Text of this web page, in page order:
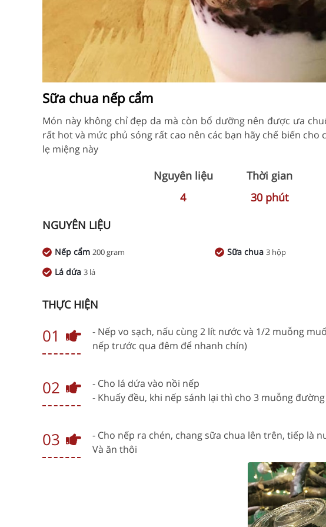
Sữa chua nếp cẩm
Món này không chỉ đẹp da mà còn bổ dưỡng nên được ưa
rất hot và mức phủ sóng rất cao nên các bạn hãy chế biến
lẹ miệng này
Nguyên liệu
4
Thời gian
30 phút
NGUYÊN LIỆU
Nếp cẩm 200 gram Sữa chua3 hộp
Lá dứa 3 lá
THỰC HIỆN
01
- Nếp vo sạch, nấu cùng 2 lít nước và 1/2 muỗng
nếp trước qua đêm để nhanh chín)
02
- Cho lá dứa vào nồi nếp
- Khuấy đều, khi nếp sánh lại thì cho 3 muỗng
03
- Cho nếp ra chén, chang sữa chua lên trên, tiếp là
Và ăn thôi